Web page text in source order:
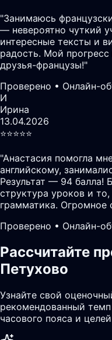
"Занимаюсь
— невероятно чуткий
интересные тексты и
радость. Мой
друзья-французы!"
Проверено • Онлайн-
И
Ирина
13.04.2026
⭐️⭐️⭐️⭐️⭐️
"Анастасия помогла
английскому,
Результат — 94 балла!
структура уроков и
грамматика. Огромное
Проверено • Онлайн-
Рассчитайте
Петухово
Узнайте свой
рекомендованный
часового пояса и